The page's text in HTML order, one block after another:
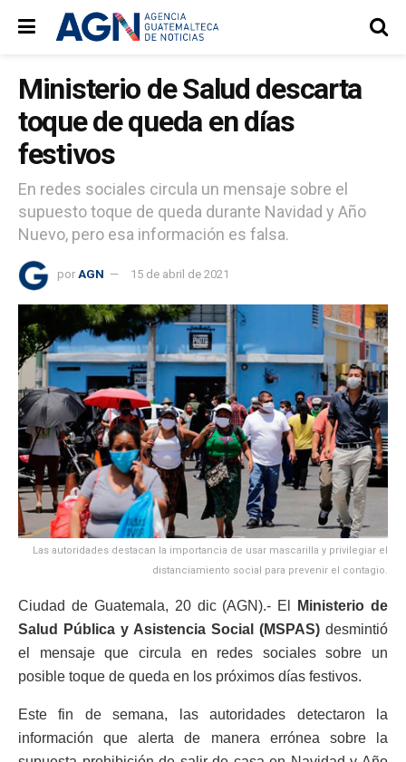
Ministerio de Salud descarta
toque de queda en días
festivos
En redes sociales circula un mensaje sobre el
supuesto toque de queda durante Navidad y Año
Nuevo, pero esa información es falsa.
por AGN 15 de abril de 2021
Las autoridades destacan la importancia de usar mascarilla y privilegiar el
distanciamiento social para prevenir el contagio.
Ciudad de Guatemala, 20 dic (AGN).- El
Ministerio de
Salud Pública y Asistencia Social (MSPAS) desmintió
el mensaje que circula en redes sociales sobre un
posible toque de queda en los próximos días festivos.
Este fin de semana, las autoridades detectaron la
información que alerta de manera errónea sobre la